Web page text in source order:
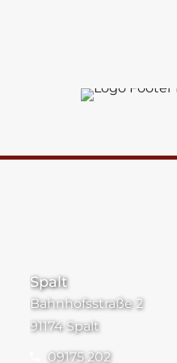
Spalt
Bahnhofsstraße 2
91174 Spalt
09175 202